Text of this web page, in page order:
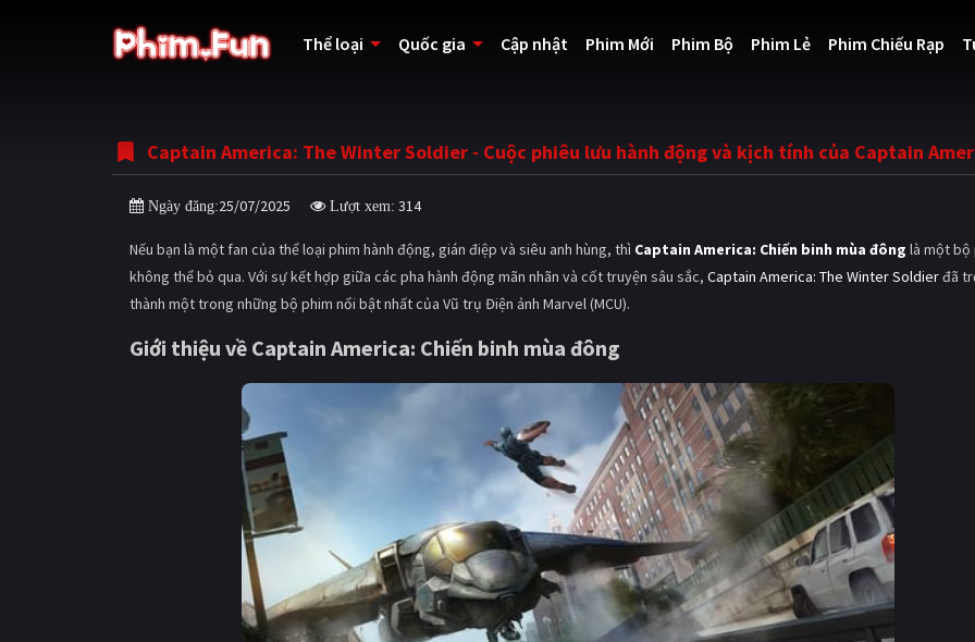
Thể loại Quốc gia Cập nhật Phim Mới Phim Bộ Phim Lẻ Phim Chiếu Rạp
Captain America: The Winter Soldier - Cuộc phiêu lưu hành động và kịch tính của Captain
Ngày đăng:25/07/2025 Lượt xem: 314
Nếu bạn là một fan của thể loại phim hành động, gián điệp và siêu anh hùng, thì Captain America: Chiến binh mùa đông là một bộ
không thể bỏ qua. Với sự kết hợp giữa các pha hành động mãn nhãn và cốt truyện sâu sắc, Captain America: The Winter Soldierđã
thành một trong những bộ phim nổi bật nhất của Vũ trụ Điện ảnh Marvel (MCU).
Giới thiệu về Captain America: Chiến binh mùa đông